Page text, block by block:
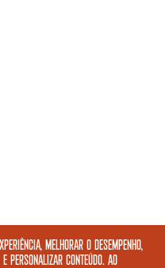
melhorar o desempenho,
personalizar conteúdo. Ao